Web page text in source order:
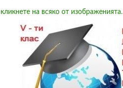
кликнете на всяко от изображенията.